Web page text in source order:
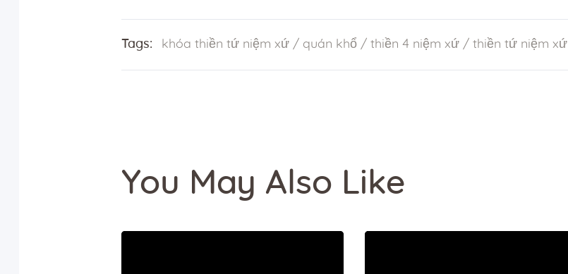
Tags: khóa thiền tứ niệm xứ/ quán khổ/ thiền 4 niệm xứ/ thiền tứ niệm xứ
You May Also Like